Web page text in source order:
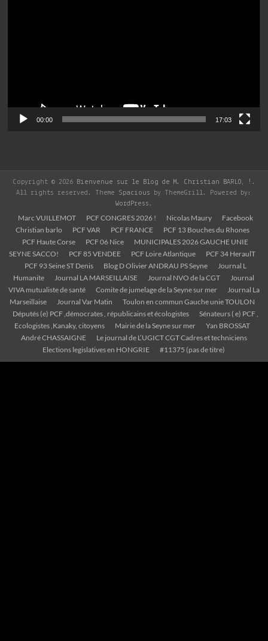
00:00 17:03
Copyright © 2026 Bienvenue sur le Blog de M. Christian BARLO, ! .
All rights reserved. Theme Spacious
by ThemeGrill. Powered by:
WordPress .
Marc VUILLEMOT PCF CONGRES 2026 ! Nicolas Maury
Facebook
Christian barlo
PCF VAR PCF FRANCE
PCF 13 Bouches du Rhones
PCF Haute Corse
PCF 06 Nice
MUNICIPALES 2026 GAUCHE UNIE
SEYNE SACCO!
PCF 85 VENDEE PCF Loire Atlantique
PCF 34 HeraulT
PCF 93 Seine ST Denis
Blog D Olivier ANDRAU PS Seyne
Journal L
Humanite
Journal LA MARSEILLAISE Journal NVO de la CGT
Journal
VIVA mutualiste de santé
Comite de jumelage de la Seyne sur mer
Journal La
Marseillaise
Journal Var Matin
Toulon en commun Gauche unie TOULON
Députés (e) PCF ,démocrates , républicains et écologistes
Sénateurs ( e) PCF ,
Ecologistes ,Kanaky, citoyens
Mairie de la Seyne sur mer
Yan BROSSAT
André CHASSAIGNE
Le journal de L’UGICT CGT Cadres et techniciens
Elections legislatives en HONGRIE
#11375 (pas de titre)